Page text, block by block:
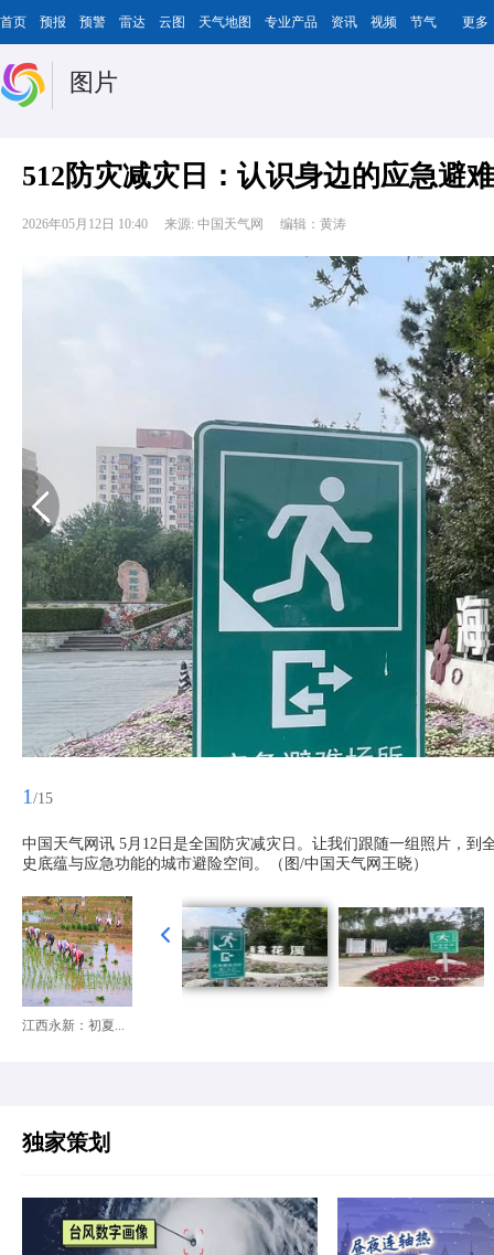
首页 预报 预警 雷达 云图 天气地图 专业产品 资讯 视频 节气 更多
图片
512防灾减灾日：认识身边的应急避
2026年05月12日 10:40 来源: 中国天气网 编辑：黄涛
1 /15
中国天气网讯 5月12日是全国防灾减灾日。让我们跟随一组照片，
史底蕴与应急功能的城市避险空间。（图/中国天气网王晓）
江西永新：初夏...
独家策划